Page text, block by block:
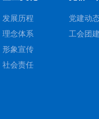
发展历程
理念体系
形象宣传
社会责任
党建动
工会团建